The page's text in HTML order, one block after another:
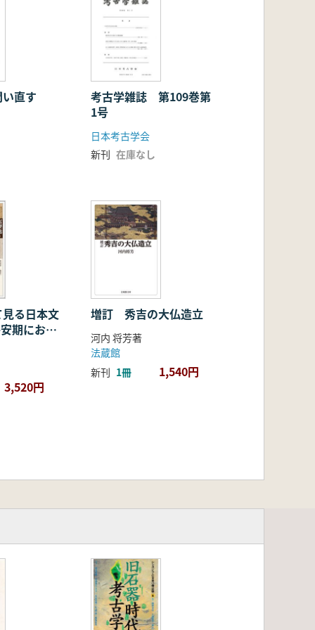
直す
考古学雑誌 第109巻第
1号
日本考古学会
新刊 在庫なし
る日本文
期におけ
3,520円
増訂 秀吉の大仏造立
河内 将芳著
法蔵館
新刊 1冊 1,540円